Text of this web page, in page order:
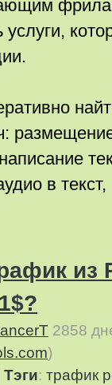
услуги,
в
из
2858
)
Тэги: трафик